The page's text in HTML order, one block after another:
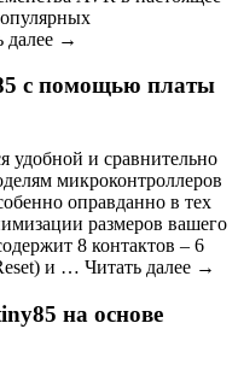
далее →
с помощью платы
удобной и сравнительно
микроконтроллеров
оправданно в тех
размеров вашего
8 контактов – 6
и … Читать далее →
на основе